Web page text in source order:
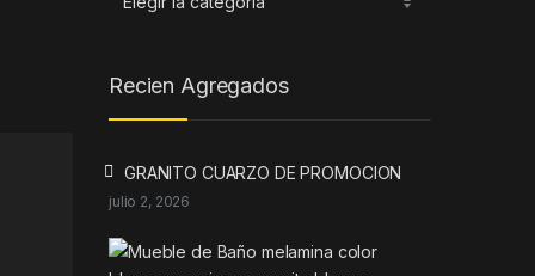
Recien Agregados
GRANITO CUARZO DE PROMOCION
julio 2, 2026